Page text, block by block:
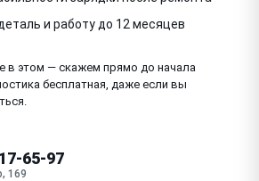
и работу до 12 месяцев
в этом — скажем прямо до начала
бесплатная, даже если вы
65-97
169